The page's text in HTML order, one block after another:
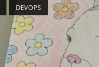
DEVOPS